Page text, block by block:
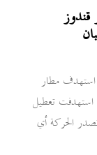
قندوز
استهدف مطار
استهدفت تعطيل
الحركة أي